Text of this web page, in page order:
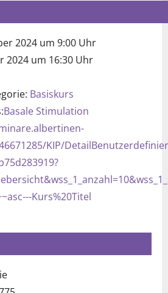
2024 um 9:00 Uhr
2024 um 16:30 Uhr
Basiskurs
Basale Stimulation
KIP/
Kurs%20Titel